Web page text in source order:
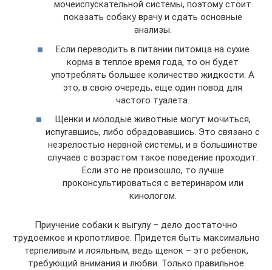
мочеиспускательной системы, поэтому стоит
показать собаку врачу и сдать основные
анализы.
Если переводить в питании питомца на сухие
корма в теплое время года, то он будет
употреблять большее количество жидкости. А
это, в свою очередь, еще один повод для
частого туалета.
Щенки и молодые животные могут мочиться,
испугавшись, либо обрадовавшись. Это связано с
незрелостью нервной системы, и в большинстве
случаев с возрастом такое поведение проходит.
Если это не произошло, то лучше
проконсультироваться с ветеринаром или
кинологом.
Приучение собаки к выгулу – дело достаточно
трудоемкое и кропотливое. Придется быть максимально
терпеливым и лояльным, ведь щенок – это ребенок,
требующий внимания и любви. Только правильное